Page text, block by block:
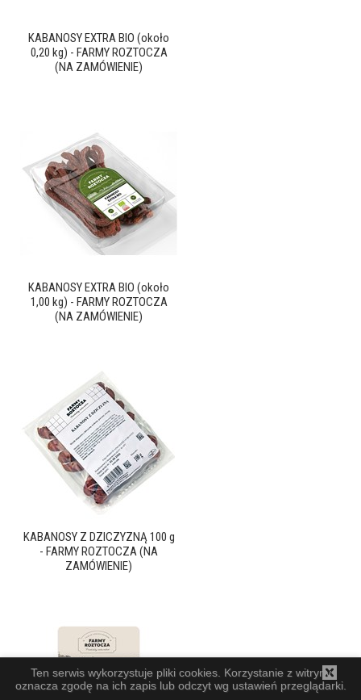
KABANOSY EXTRA BIO (około
0,20 kg) - FARMY ROZTOCZA
(NA ZAMÓWIENIE)
KABANOSY EXTRA BIO (około
1,00 kg) - FARMY ROZTOCZA
(NA ZAMÓWIENIE)
KABANOSY Z DZICZYZNĄ 100 g
- FARMY ROZTOCZA (NA
ZAMÓWIENIE)
Ten serwis wykorzystuje pliki cookies. Korzystanie z witryny
oznacza zgodę na ich zapis lub odczyt wg ustawień przeglądarki.